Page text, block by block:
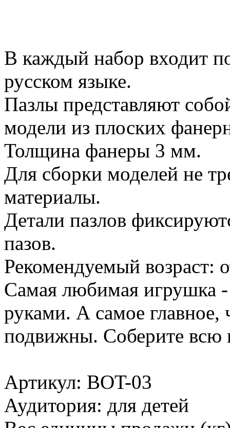
В каждый набор входит
русском языке.
Пазлы представляют
модели из плоских
Толщина фанеры 3 мм.
Для сборки моделей не
материалы.
Детали пазлов
пазов.
Рекомендуемый возраст:
Самая любимая игрушка -
руками. А самое главное,
подвижны. Соберите всю
Артикул: BOT-03
Аудитория: для детей